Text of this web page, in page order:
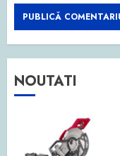
NOUTATI